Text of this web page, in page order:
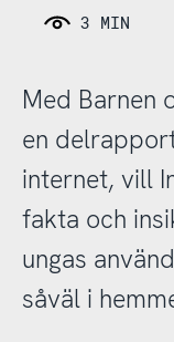
3 MIN
Med Barnen
en
internet, vill
fakta och
ungas
såväl i